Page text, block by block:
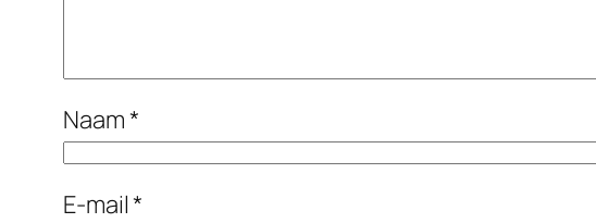
Naam*
E-mail*